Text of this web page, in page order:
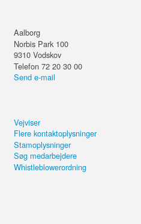
Aalborg
Norbis Park 100
9310 Vodskov
Telefon 72 20 30 00
Send e-mail
Vejviser
Flere kontaktoplysninger
Stamoplysninger
Søg medarbejdere
Whistleblowerordning